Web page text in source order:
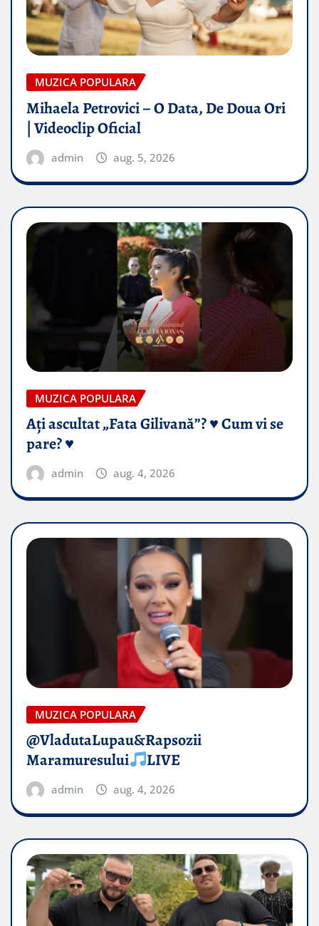
MUZICA POPULARA
Mihaela Petrovici – O Data, De Doua Ori
| Videoclip Oficial
admin aug. 5, 2026
MUZICA POPULARA
Ați ascultat „Fata Gilivană”? ♥️ Cum vi se
pare? ♥️
admin aug. 4, 2026
MUZICA POPULARA
@VladutaLupau&Rapsozii
Maramuresului
LIVE
admin aug. 4, 2026